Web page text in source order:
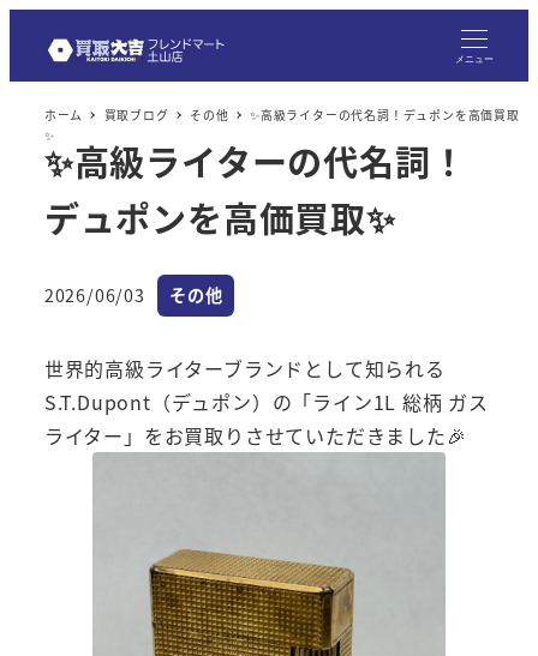
メニュー
ホーム 買取ブログ その他
✨高級ライターの代名詞！デュポンを高価買取
✨
✨高級ライターの代名詞！
デュポンを高価買取✨
投稿日
2026/06/03 カテゴリー
その他
世界的高級ライターブランドとして知られる
S.T.Dupont（デュポン）の「ライン1L 総柄 ガス
ライター」をお買取りさせていただきました🎉